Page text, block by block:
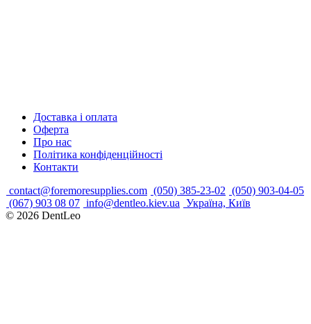
Доставка і оплата
Оферта
Про нас
Політика конфіденційності
Контакти
contact@foremoresupplies.com (050) 385-23-02 (050) 903-04-05
(067) 903 08 07 info@dentleo.kiev.ua Україна, Київ
© 2026 DentLeo